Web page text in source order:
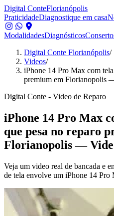
Digital ConteFlorianópolis
PraticidadeDiagnostique em casa
ModalidadesDiagnósticos
Digital Conte Florianópolis/
Videos/
iPhone 14 Pro Max com
premium em Florianopolis
Digital Conte - Video de Reparo
iPhone 14 Pro Max
que pesa no reparo
Florianopolis —
Veja um video real de bancada e
de tela envolve um iPhone 14 Pro